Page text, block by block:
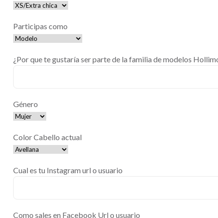
Participas como
¿Por que te gustaría ser parte de la familia de modelos
Género
Color Cabello actual
Cual es tu Instagram url o usuario
Como sales en Facebook Url o usuario